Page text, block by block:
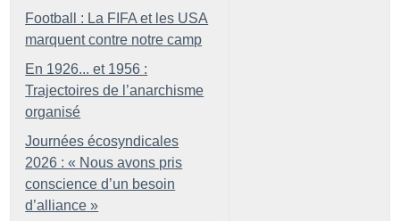
Football : La FIFA et les USA
marquent contre notre camp
En 1926... et 1956 :
Trajectoires de l’anarchisme
organisé
Journées écosyndicales
2026 : « Nous avons pris
conscience d’un besoin
d’alliance »